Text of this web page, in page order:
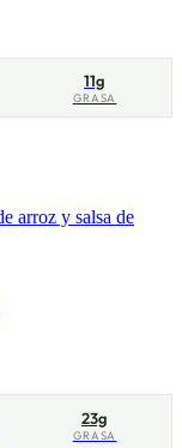
11g
GRASA
23g
GRASA